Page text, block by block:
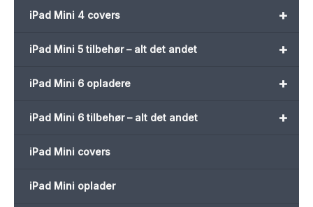
+
iPad Mini 4 covers
+
iPad Mini 5 tilbehør – alt det andet
+
iPad Mini 6 opladere
+
iPad Mini 6 tilbehør – alt det andet
iPad Mini covers
iPad Mini oplader